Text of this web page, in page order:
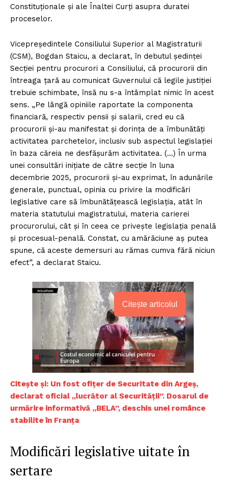
Constituționale și ale Înaltei Curți asupra duratei
proceselor.
Vicepreședintele Consiliului Superior al Magistraturii
(CSM), Bogdan Staicu, a declarat, în debutul ședinței
Secției pentru procurori a Consiliului, că procurorii din
întreaga țară au comunicat Guvernului că legile justiției
trebuie schimbate, însă nu s-a întâmplat nimic în acest
sens. „Pe lângă opiniile raportate la componenta
financiară, respectiv pensii și salarii, cred eu că
procurorii și-au manifestat și dorința de a îmbunătăți
activitatea parchetelor, inclusiv sub aspectul legislației
în baza căreia ne desfășurăm activitatea. (…) În urma
unei consultări inițiate de către secție în luna
decembrie 2025, procurorii și-au exprimat, în adunările
generale, punctual, opinia cu privire la modificări
legislative care să îmbunătățească legislația, atât în
materia statutului magistratului, materia carierei
procurorului, cât și în ceea ce privește legislația penală
și procesual-penală. Constat, cu amărăciune aș putea
spune, că aceste demersuri au rămas cumva fără niciun
efect”, a declarat Staicu.
Citește articolul
Citește și: Un fost ofițer de Securitate din Argeș,
declarat oficial „lucrător al Securității”. Dosarul de
urmărire informativă „BELA”, deschis unei românce
stabilite în Franța
Modificări legislative uitate în
sertare